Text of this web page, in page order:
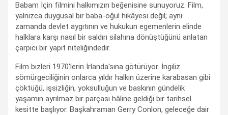
Babam İçin filmini halkımızın beğenisine sunuyoruz. Film,
yalnızca duygusal bir baba-oğul hikâyesi değil; aynı
zamanda devlet aygıtının ve hukukun egemenlerin elinde
halklara karşı nasıl bir saldırı silahına dönüştüğünü anlatan
çarpıcı bir yapıt niteliğindedir.
Film bizleri 1970'lerin İrlanda'sına götürüyor. İngiliz
sömürgeciliğinin onlarca yıldır halkın üzerine karabasan gibi
çöktüğü, işsizliğin, yoksulluğun ve baskının gündelik
yaşamın ayrılmaz bir parçası hâline geldiği bir tarihsel
kesitte başlıyor. Başkahraman Gerry Conlon, geleceğe dair